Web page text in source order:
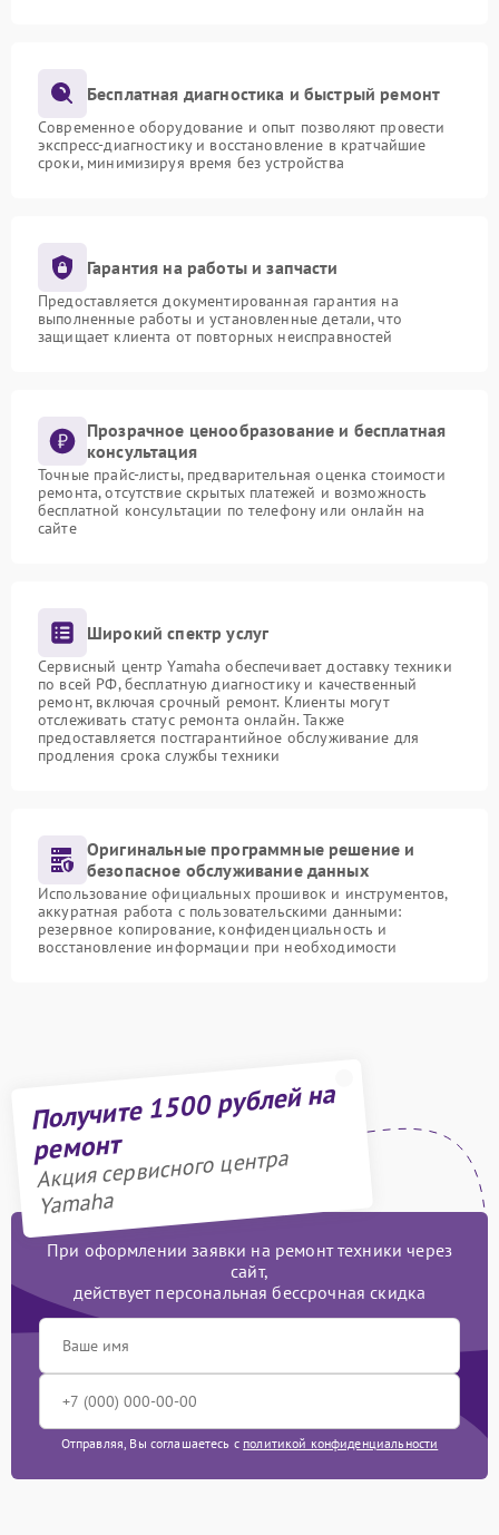
Бесплатная диагностика и быстрый ремонт
Современное оборудование и опыт позволяют провести
экспресс-диагностику и восстановление в кратчайшие
сроки, минимизируя время без устройства
Гарантия на работы и запчасти
Предоставляется документированная гарантия на
выполненные работы и установленные детали, что
защищает клиента от повторных неисправностей
Прозрачное ценообразование и бесплатная
консультация
Точные прайс-листы, предварительная оценка стоимости
ремонта, отсутствие скрытых платежей и возможность
бесплатной консультации по телефону или онлайн на
сайте
Широкий спектр услуг
Сервисный центр Yamaha обеспечивает доставку техники
по всей РФ, бесплатную диагностику и качественный
ремонт, включая срочный ремонт. Клиенты могут
отслеживать статус ремонта онлайн. Также
предоставляется постгарантийное обслуживание для
продления срока службы техники
Оригинальные программные решение и
безопасное обслуживание данных
Использование официальных прошивок и инструментов,
аккуратная работа с пользовательскими данными:
резервное копирование, конфиденциальность и
восстановление информации при необходимости
Получите 1500 рублей на
ремонт
Акция сервисного центра
Yamaha
При оформлении заявки на ремонт техники через
сайт,
действует персональная бессрочная скидка
Отправляя, Вы соглашаетесь с политикой конфиденциальности